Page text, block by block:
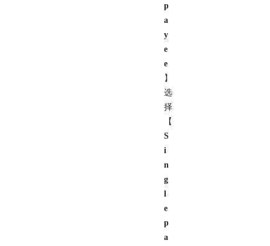
p
a
y
e
e
】
选
择
【
S
i
n
g
l
e
p
a